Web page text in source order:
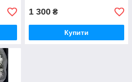
1 300 ₴
Купити